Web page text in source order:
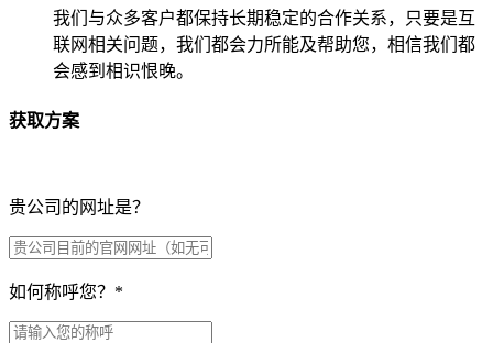
我们与众多客户都保持长期稳定的合作关系，只要是互
联网相关问题，我们都会力所能及帮助您，相信我们都
会感到相识恨晚。
获取方案
贵公司的网址是？
如何称呼您？ *